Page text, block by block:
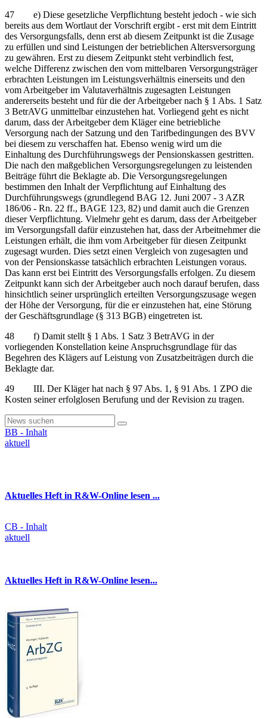
47 e) Diese gesetzliche Verpflichtung besteht jedoch - wie sich
bereits aus dem Wortlaut der Vorschrift ergibt - erst mit dem Eintritt
des Versorgungsfalls, denn erst ab diesem Zeitpunkt ist die Zusage
zu erfüllen und sind Leistungen der betrieblichen Altersversorgung
zu gewähren. Erst zu diesem Zeitpunkt steht verbindlich fest,
welche Differenz zwischen den vom mittelbaren Versorgungsträger
erbrachten Leistungen im Leistungsverhältnis einerseits und den
vom Arbeitgeber im Valutaverhältnis zugesagten Leistungen
andererseits besteht und für die der Arbeitgeber nach § 1 Abs. 1 Satz
3 BetrAVG unmittelbar einzustehen hat. Vorliegend geht es nicht
darum, dass der Arbeitgeber dem Kläger eine betriebliche
Versorgung nach der Satzung und den Tarifbedingungen des BVV
bei diesem zu verschaffen hat. Ebenso wenig wird um die
Einhaltung des Durchführungswegs der Pensionskassen gestritten.
Die nach den maßgeblichen Versorgungsregelungen zu leistenden
Beiträge führt die Beklagte ab. Die Versorgungsregelungen
bestimmen den Inhalt der Verpflichtung auf Einhaltung des
Durchführungswegs (grundlegend BAG 12. Juni 2007 - 3 AZR
186/06 - Rn. 22 ff., BAGE 123, 82) und damit auch die Grenzen
dieser Verpflichtung. Vielmehr geht es darum, dass der Arbeitgeber
im Versorgungsfall dafür einzustehen hat, dass der Arbeitnehmer die
Leistungen erhält, die ihm vom Arbeitgeber für diesen Zeitpunkt
zugesagt wurden. Dies setzt einen Vergleich von zugesagten und
von der Pensionskasse tatsächlich erbrachten Leistungen voraus.
Das kann erst bei Eintritt des Versorgungsfalls erfolgen. Zu diesem
Zeitpunkt kann sich der Arbeitgeber auch noch darauf berufen, dass
hinsichtlich seiner ursprünglich erteilten Versorgungszusage wegen
der Höhe der Versorgung, für die er einzustehen hat, eine Störung
der Geschäftsgrundlage (§ 313 BGB) eingetreten ist.
48 f) Damit stellt § 1 Abs. 1 Satz 3 BetrAVG in der
vorliegenden Konstellation keine Anspruchsgrundlage für das
Begehren des Klägers auf Leistung von Zusatzbeiträgen durch die
Beklagte dar.
49 III. Der Kläger hat nach § 97 Abs. 1, § 91 Abs. 1 ZPO die
Kosten seiner erfolglosen Berufung und der Revision zu tragen.
BB - Inhalt
aktuell
Aktuelles Heft in R&W-Online lesen ...
CB - Inhalt
aktuell
Aktuelles Heft in R&W-Online lesen...